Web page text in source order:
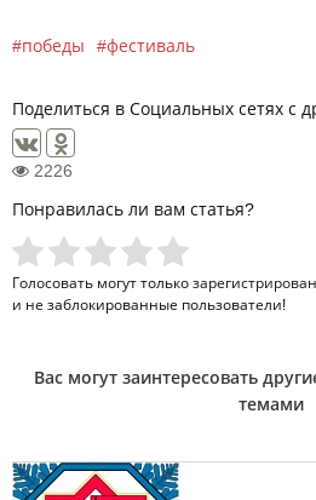
победы фестиваль
Поделиться в Социальных сетях с
2226
Понравилась ли вам статья?
Голосовать могут только
и не заблокированные пользователи!
Вас могут заинтересовать
темами